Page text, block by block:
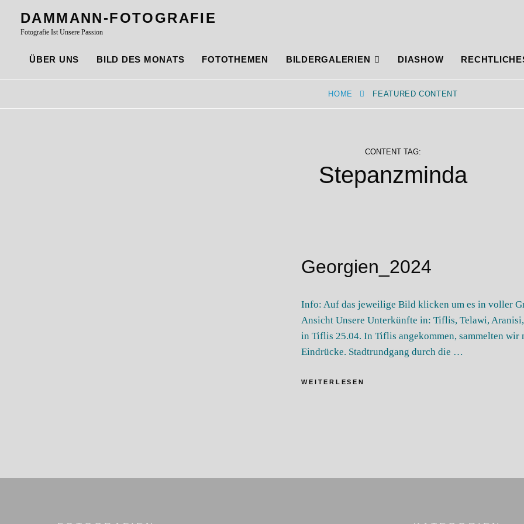
DAMMANN-FOTOGRAFIE
Fotografie Ist Unsere Passion
ÜBER UNS BILD DES MONATS FOTOTHEMEN BILDERGALERIEN DIASHOW
HOME FEATURED CONTENT
CONTENT TAG:
Stepanzminda
Georgien_2024
Info: Auf das jeweilige Bild klicken um es in voller
Ansicht Unsere Unterkünfte in: Tiflis, Telawi,
in Tiflis 25.04. In Tiflis angekommen, sammelten wir
Eindrücke. Stadtrundgang durch die …
WEITERLESEN